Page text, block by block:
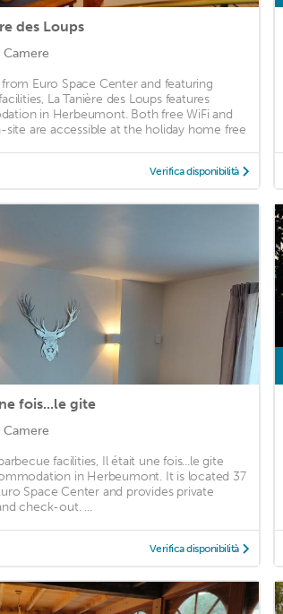
des Loups
Camere
Euro Space Center and featuring
La Tanière des Loups features
in Herbeumont. Both free WiFi and
site are accessible at the holiday home free
Verifica disponibilità
fois...le gite
Camere
facilities, Il était une fois...le gite
in Herbeumont. It is located 37
Space Center and provides private
check-out. ...
Verifica disponibilità